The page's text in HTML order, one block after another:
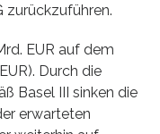
zurückzuführen.
EUR auf dem
Durch die
Basel III sinken die
erwarteten